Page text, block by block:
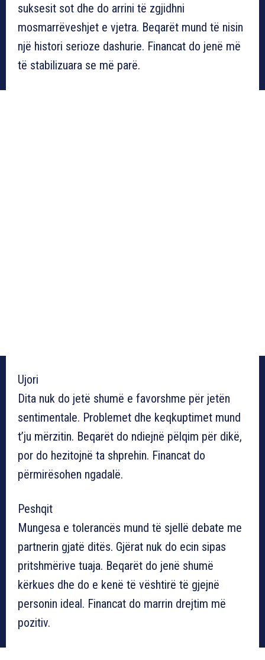
suksesit sot dhe do arrini të zgjidhni
mosmarrëveshjet e vjetra. Beqarët mund të nisin
një histori serioze dashurie. Financat do jenë më
të stabilizuara se më parë.
Ujori
Dita nuk do jetë shumë e favorshme për jetën
sentimentale. Problemet dhe keqkuptimet mund
t’ju mërzitin. Beqarët do ndiejnë pëlqim për dikë,
por do hezitojnë ta shprehin. Financat do
përmirësohen ngadalë.
Peshqit
Mungesa e tolerancës mund të sjellë debate me
partnerin gjatë ditës. Gjërat nuk do ecin sipas
pritshmërive tuaja. Beqarët do jenë shumë
kërkues dhe do e kenë të vështirë të gjejnë
personin ideal. Financat do marrin drejtim më
pozitiv.